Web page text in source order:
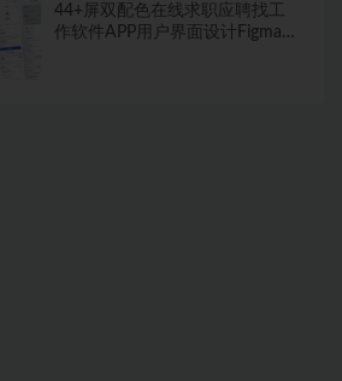
44+屏双配色在线求职应聘找工
作软件APP用户界面设计Figma模